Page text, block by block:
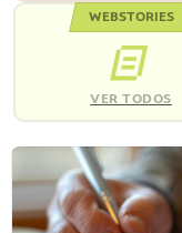
WEBSTORIES
VER TODOS